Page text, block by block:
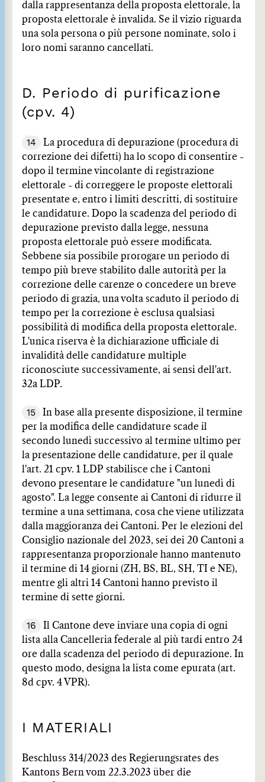
dalla rappresentanza della proposta elettorale, la
proposta elettorale è invalida. Se il vizio riguarda
una sola persona o più persone nominate, solo i
loro nomi saranno cancellati.
D. Periodo di purificazione
(cpv. 4)
14
La procedura di depurazione (procedura di
correzione dei difetti) ha lo scopo di consentire -
dopo il termine vincolante di registrazione
elettorale - di correggere le proposte elettorali
presentate e, entro i limiti descritti, di sostituire
le candidature. Dopo la scadenza del periodo di
depurazione previsto dalla legge, nessuna
proposta elettorale può essere modificata.
Sebbene sia possibile prorogare un periodo di
tempo più breve stabilito dalle autorità per la
correzione delle carenze o concedere un breve
periodo di grazia, una volta scaduto il periodo di
tempo per la correzione è esclusa qualsiasi
possibilità di modifica della proposta elettorale.
L'unica riserva è la dichiarazione ufficiale di
invalidità delle candidature multiple
riconosciute successivamente, ai sensi dell'art.
32a LDP.
15
In base alla presente disposizione, il termine
per la modifica delle candidature scade il
secondo lunedì successivo al termine ultimo per
la presentazione delle candidature, per il quale
l'art. 21 cpv. 1 LDP stabilisce che i Cantoni
devono presentare le candidature "un lunedì di
agosto". La legge consente ai Cantoni di ridurre il
termine a una settimana, cosa che viene utilizzata
dalla maggioranza dei Cantoni. Per le elezioni del
Consiglio nazionale del 2023, sei dei 20 Cantoni a
rappresentanza proporzionale hanno mantenuto
il termine di 14 giorni (ZH, BS, BL, SH, TI e NE),
mentre gli altri 14 Cantoni hanno previsto il
termine di sette giorni.
16
Il Cantone deve inviare una copia di ogni
lista alla Cancelleria federale al più tardi entro 24
ore dalla scadenza del periodo di depurazione. In
questo modo, designa la lista come epurata (art.
8d cpv. 4 VPR).
I MATERIALI
Beschluss 314/2023 des Regierungsrates des
Kantons Bern vom 22.3.2023 über die